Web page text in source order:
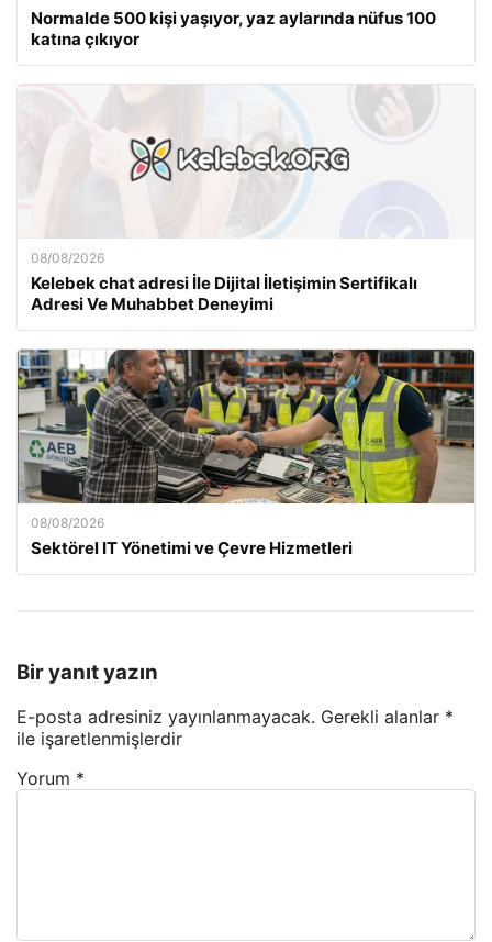
Normalde 500 kişi yaşıyor, yaz aylarında nüfus 100
katına çıkıyor
08/08/2026
Kelebek chat adresi İle Dijital İletişimin Sertifikalı
Adresi Ve Muhabbet Deneyimi
08/08/2026
Sektörel IT Yönetimi ve Çevre Hizmetleri
Bir yanıt yazın
E-posta adresiniz yayınlanmayacak. Gerekli alanlar *
ile işaretlenmişlerdir
Yorum *